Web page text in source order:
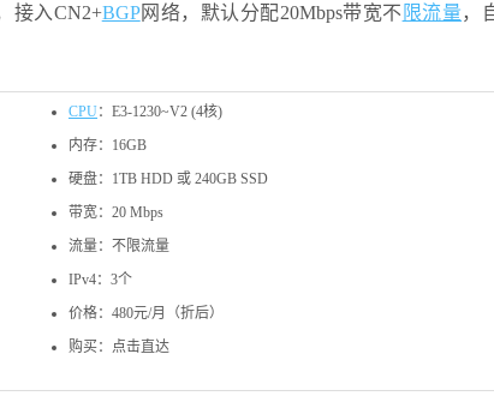
接入CN2+BGP网络，默认分配20Mbps带宽不 限流量，
CPU：E3-1230~V2 (4核)
内存：16GB
硬盘：1TB HDD 或 240GB SSD
带宽：20 Mbps
流量：不限流量
IPv4：3个
价格：480元/月（折后）
购买：点击直达